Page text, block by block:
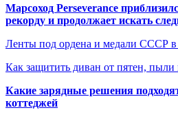
Марсоход Perseverance
рекорду и продолжает искать
Ленты под ордена и медали СССР
Как защитить диван от пятен,
Какие зарядные решения
коттеджей